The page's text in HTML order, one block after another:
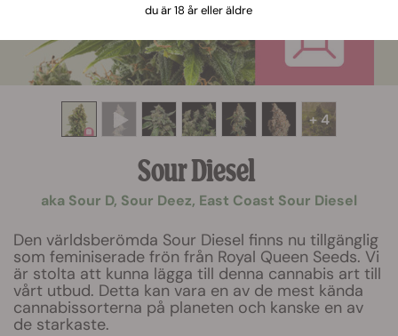
+ 4
Sour Diesel
aka Sour D, Sour Deez, East Coast Sour Diesel
Den världsberömda Sour Diesel finns nu tillgänglig
som feminiserade frön från Royal Queen Seeds. Vi
är stolta att kunna lägga till denna cannabis art till
vårt utbud. Detta kan vara en av de mest kända
cannabissorterna på planeten och kanske en av
de starkaste.
du är 18 år eller äldre